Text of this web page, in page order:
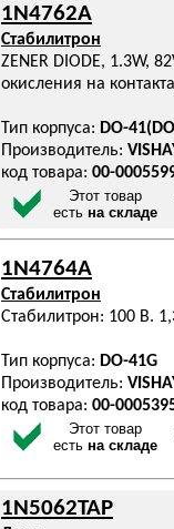
1N4762A
Стабилитрон
ZENER DIODE, 1.3W,
окисления на
Тип корпуса: DO-
Производитель:
код товара: 00-
Этот товар
есть на складе
1N4764A
Стабилитрон
Стабилитрон: 100 В.
Тип корпуса: DO-41G
Производитель:
код товара: 00-
Этот товар
есть на складе
1N5062TAP